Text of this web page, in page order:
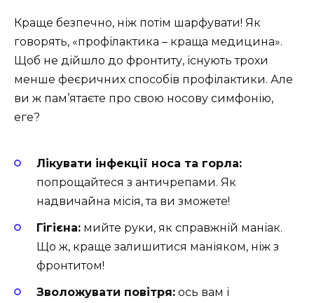
Краще безпечно, ніж потім шарфувати! Як
говорять, «профілактика – краща медицина».
Щоб не дійшло до фронтиту, існують трохи
менше феєричних способів профілактики. Але
ви ж пам’ятаєте про свою носову симфонію,
еге?
Лікувати інфекції носа та горла:
попрощайтеся з античрепами. Як
надвичайна місія, та ви зможете!
Гігієна: мийте руки, як справжній маніак.
Що ж, краще залишитися маніяком, ніж з
фронтитом!
Зволожувати повітря: ось вам і